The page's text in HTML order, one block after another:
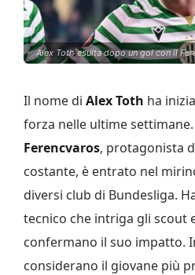
Alex Toth esulta dopo un gol con il
Il nome di Alex Toth ha
forza nelle ultime
Ferencvaros, protagonista
costante, è entrato nel
diversi club di Bundesliga.
tecnico che intriga gli scout
confermano il suo impatto.
considerano il giovane più